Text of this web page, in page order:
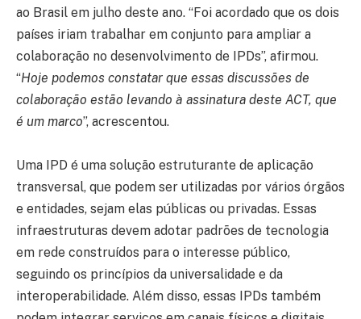
ao Brasil em julho deste ano. “Foi acordado que os dois
países iriam trabalhar em conjunto para ampliar a
colaboração no desenvolvimento de IPDs”, afirmou.
“Hoje podemos constatar que essas discussões de
colaboração estão levando à assinatura deste ACT, que
é um marco”, acrescentou.
Uma IPD é uma solução estruturante de aplicação
transversal, que podem ser utilizadas por vários órgãos
e entidades, sejam elas públicas ou privadas. Essas
infraestruturas devem adotar padrões de tecnologia
em rede construídos para o interesse público,
seguindo os princípios da universalidade e da
interoperabilidade. Além disso, essas IPDs também